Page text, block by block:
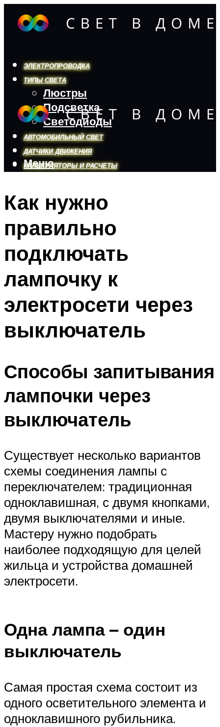
ЭЛЕКТРОПРОВОДКА
ТИПЫ СВЕТА
Люстры
Подсветка
Светодиоды
АВТОМОБИЛЬНЫЙ СВЕТ
ДАТЧИКИ ДВИЖЕНИЯ
КАЛЬКУЛЯТОРЫ И РАСЧЕТЫ
Меню
Меню
Как нужно
правильно
подключать
лампочку к
электросети через
выключатель
Способы запитывания
лампочки через
выключатель
Существует несколько вариантов
схемы соединения лампы с
переключателем: традиционная
одноклавишная, с двумя кнопками,
двумя выключателями и иные.
Мастеру нужно подобрать
наиболее подходящую для целей
жильца и устройства домашней
электросети.
Одна лампа – один
выключатель
Самая простая схема состоит из
одного осветительного элемента и
одноклавишного рубильника.